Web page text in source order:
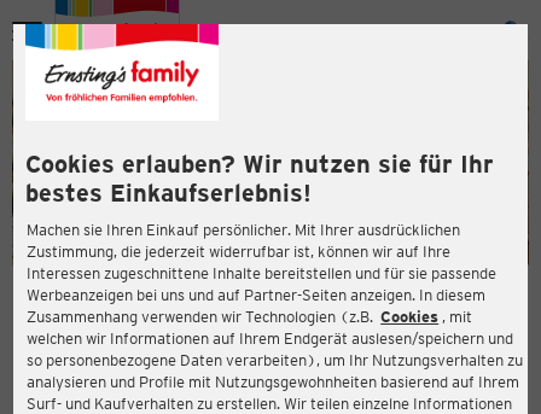
Cookies erlauben? Wir nutzen sie für Ihr
bestes Einkaufserlebnis!
Machen sie Ihren Einkauf persönlicher. Mit Ihrer ausdrücklichen
Zustimmung, die jederzeit widerrufbar ist, können wir auf Ihre
Interessen zugeschnittene Inhalte bereitstellen und für sie passende
Werbeanzeigen bei uns und auf Partner-Seiten anzeigen. In diesem
Zusammenhang verwenden wir Technologien (z.B. Cookies , mit
welchen wir Informationen auf Ihrem Endgerät auslesen/speichern und
so personenbezogene Daten verarbeiten), um Ihr Nutzungsverhalten zu
analysieren und Profile mit Nutzungsgewohnheiten basierend auf Ihrem
Surf- und Kaufverhalten zu erstellen. Wir teilen einzelne Informationen
Menü
ERNSTING'S FAMILY FILIALE
Lübecker Str. 102-108
39124 Magdeburg